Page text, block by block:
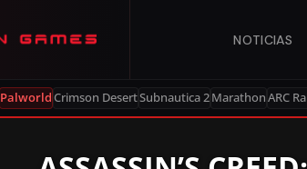
NOTICIAS
PalworldCrimson DesertSubnautica 2MarathonARC